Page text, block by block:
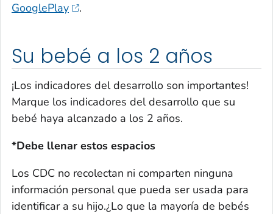
GooglePlay
.
Su bebé a los 2 años
¡Los indicadores del desarrollo son importantes!
Marque los indicadores del desarrollo que su
bebé haya alcanzado a los 2 años.
*Debe llenar estos espacios
Los CDC no recolectan ni comparten ninguna
información personal que pueda ser usada para
identificar a su hijo.¿Lo que la mayoría de bebés